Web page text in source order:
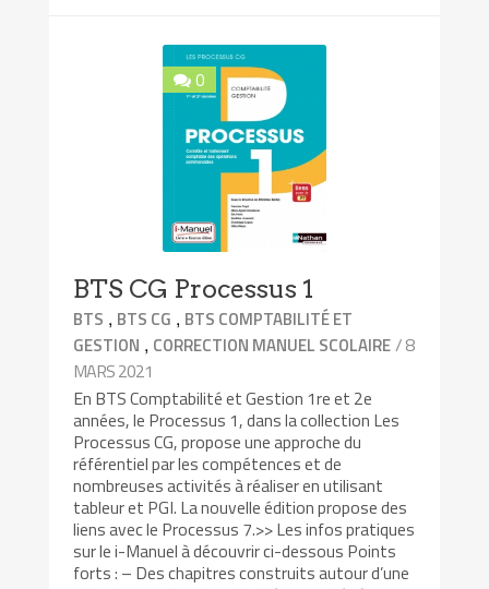
0
BTS CG Processus 1
BTS , BTS CG , BTS COMPTABILITÉ ET
GESTION , CORRECTION MANUEL SCOLAIRE/ 8
MARS 2021
En BTS Comptabilité et Gestion 1re et 2e
années, le Processus 1, dans la collection Les
Processus CG, propose une approche du
référentiel par les compétences et de
nombreuses activités à réaliser en utilisant
tableur et PGI. La nouvelle édition propose des
liens avec le Processus 7.>> Les infos pratiques
sur le i-Manuel à découvrir ci-dessous Points
forts : – Des chapitres construits autour d’une